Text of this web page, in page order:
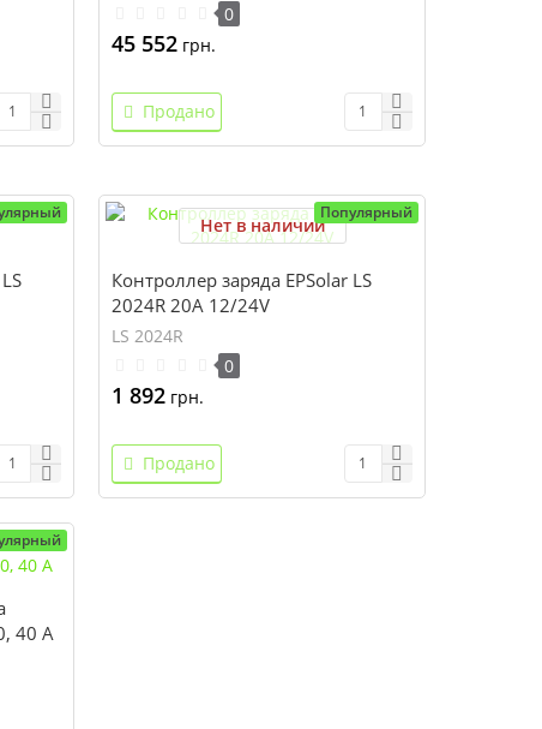
0
45 552 грн.
Продано
Популярный
Нет в наличии
Контроллер заряда EPSolar LS
2024R 20A 12/24V
LS 2024R
0
1 892 грн.
Продано
40 А